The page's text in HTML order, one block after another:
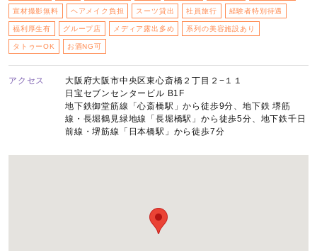
宣材撮影無料 ヘアメイク負担 スーツ貸出 社員旅行 経験者特別待遇
福利厚生有 グループ店 メディア露出多め 系列の美容施設あり
タトゥーOK お酒NG可
アクセス
大阪府大阪市中央区東心斎橋２丁目２−１１
日宝セブンセンタービル B1F
地下鉄御堂筋線「心斎橋駅」から徒歩9分、地下鉄 堺筋
線・長堀鶴見緑地線「長堀橋駅」から徒歩5分、地下鉄千日
前線・堺筋線「日本橋駅」から徒歩7分